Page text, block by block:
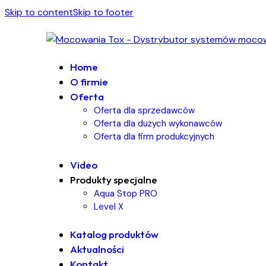
Skip to contentSkip to footer
Home
O firmie
Oferta
Oferta dla sprzedawców
Oferta dla dużych wykonawców
Oferta dla firm produkcyjnych
Video
Produkty specjalne
Aqua Stop PRO
Level X
Katalog produktów
Aktualności